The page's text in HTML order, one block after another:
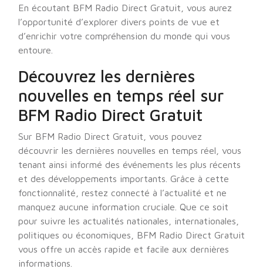
En écoutant BFM Radio Direct Gratuit, vous aurez
l’opportunité d’explorer divers points de vue et
d’enrichir votre compréhension du monde qui vous
entoure.
Découvrez les dernières
nouvelles en temps réel sur
BFM Radio Direct Gratuit
Sur BFM Radio Direct Gratuit, vous pouvez
découvrir les dernières nouvelles en temps réel, vous
tenant ainsi informé des événements les plus récents
et des développements importants. Grâce à cette
fonctionnalité, restez connecté à l’actualité et ne
manquez aucune information cruciale. Que ce soit
pour suivre les actualités nationales, internationales,
politiques ou économiques, BFM Radio Direct Gratuit
vous offre un accès rapide et facile aux dernières
informations.